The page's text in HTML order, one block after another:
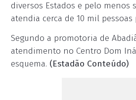
diversos Estados e pelo menos
atendia cerca de 10 mil
Segundo a promotoria de
atendimento no Centro Dom
esquema. (Estadão Conteúdo)